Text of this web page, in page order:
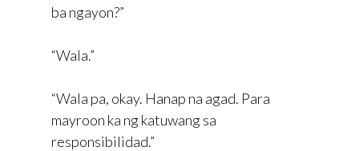
ba ngayon?”
“Wala.”
“Wala pa, okay. Hanap na agad. Para
mayroon ka ng katuwang sa
responsibilidad.”